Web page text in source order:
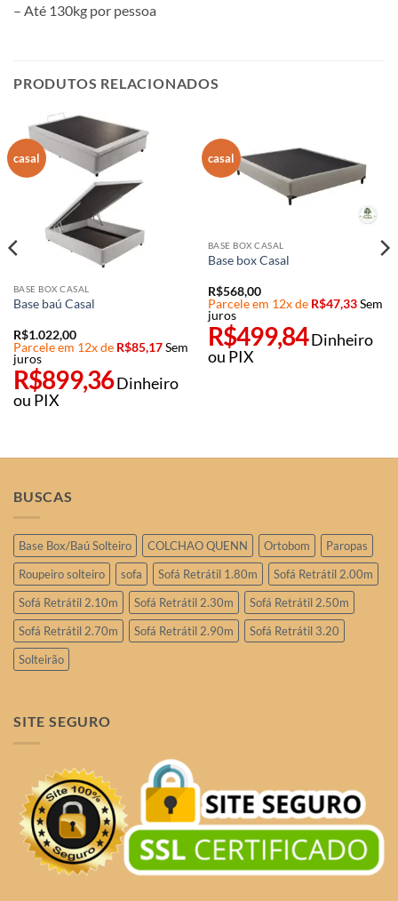
– Até 130kg por pessoa
PRODUTOS RELACIONADOS
casal
BASE BOX CASAL
Base baú Casal
R$1.022,00
Parcele em 12x de R$85,17 Sem
juros
R$899,36Dinheiro
ou PIX
casal
BASE BOX CASAL
Base box Casal
R$568,00
Parcele em 12x de R$47,33 Sem
juros
R$499,84Dinheiro
ou PIX
BUSCAS
Base Box/Baú Solteiro COLCHAO QUENN Ortobom
Paropas
Roupeiro solteiro
sofa Sofá Retrátil 1.80m
Sofá Retrátil 2.00m
Sofá Retrátil 2.10m
Sofá Retrátil 2.30m
Sofá Retrátil 2.50m
Sofá Retrátil 2.70m
Sofá Retrátil 2.90m
Sofá Retrátil 3.20
Solteirão
SITE SEGURO